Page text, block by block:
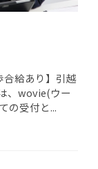
合給あり】引越
、wovie(ウー
の受付と...